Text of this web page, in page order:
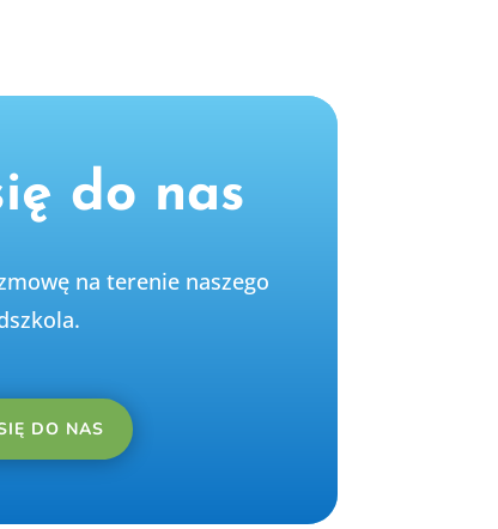
do nas
na terenie naszego
DO NAS